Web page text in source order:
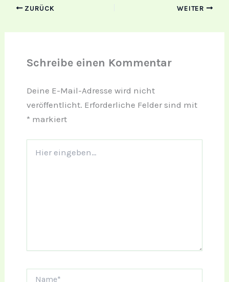
ZURÜCK WEITER
Schreibe einen Kommentar
Deine E-Mail-Adresse wird nicht
veröffentlicht. Erforderliche Felder sind mit
* markiert
eingeben…